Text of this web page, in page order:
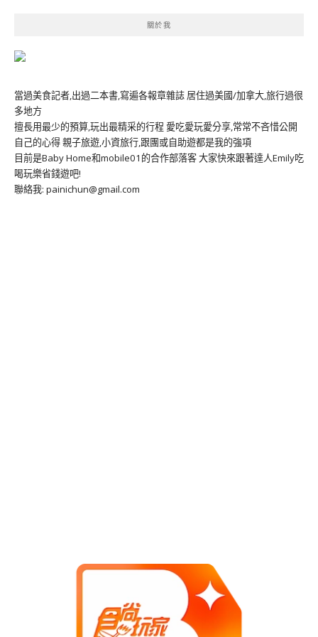
關於我
當過美食記者,出過二本書,寫遍各報章雜誌 居住過美國/加拿大,旅行過很
多地方
擅長用最少的預算,玩出最精采的行程 愛吃愛玩愛分享,常常不吝惜公開
自己的心得 親子旅遊,小資旅行,跟團或自助遊都是我的強項
目前是Baby Home和mobile01的合作部落客 大家快來跟著達人Emily吃
喝玩樂省錢遊吧!
聯絡我: painichun@gmail.com